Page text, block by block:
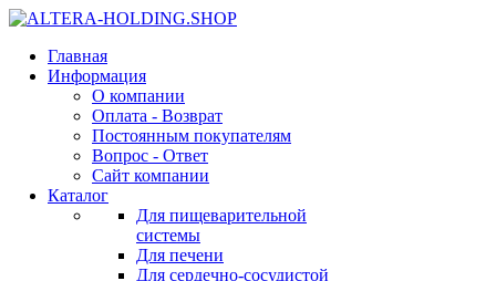
Главная
Информация
О компании
Оплата - Возврат
Постоянным покупателям
Вопрос - Ответ
Сайт компании
Каталог
Для пищеварительной
системы
Для печени
Для сердечно-сосудистой